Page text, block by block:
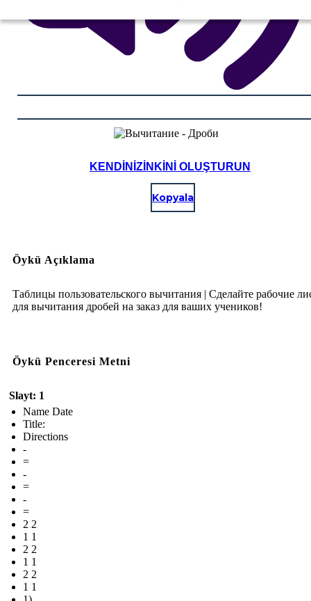
KENDINIZINKINI OLUŞTURUN
Kopyala
Öykü Açıklama
Таблицы пользовательского вычитания | Сделайте рабочие
для вычитания дробей на заказ для ваших учеников!
Öykü Penceresi Metni
Slayt: 1
Name Date
Title:
Directions
-
=
-
=
-
=
2 2
1 1
2 2
1 1
2 2
1 1